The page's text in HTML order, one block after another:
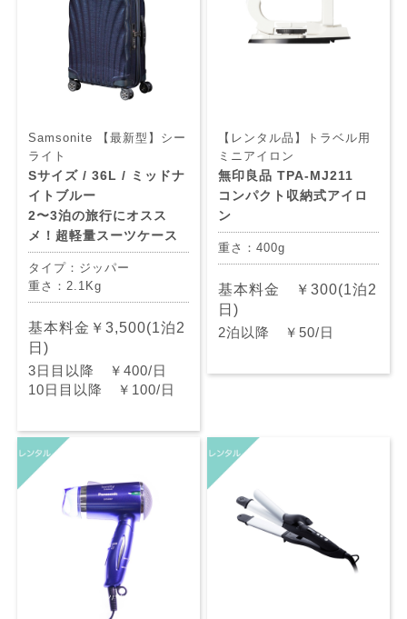
Samsonite 【最新型】シー
ライト
Sサイズ / 36L / ミッドナ
イトブルー
2〜3泊の旅行にオスス
メ！超軽量スーツケース
タイプ：ジッパー
重さ：2.1Kg
基本料金￥3,500(1泊2
日)
3日目以降 ￥400/日
10日目以降 ￥100/日
【レンタル品】トラベル用
ミニアイロン
無印良品 TPA-MJ211
コンパクト収納式アイロ
ン
重さ：400g
基本料金 ￥300(1泊2
日)
2泊以降 ￥50/日